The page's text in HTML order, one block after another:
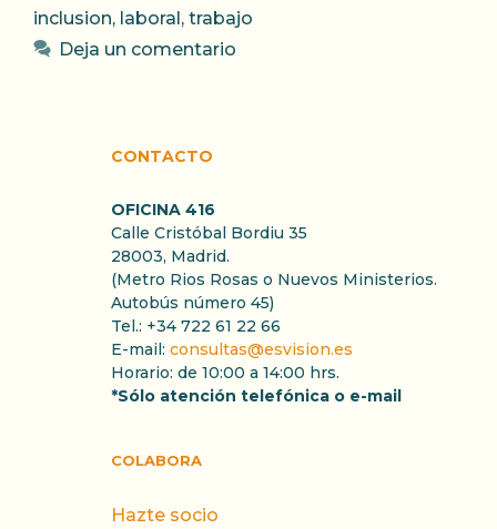
inclusion, laboral , trabajo
Deja un comentario
CONTACTO
OFICINA 416
Calle Cristóbal Bordiu 35
28003, Madrid.
(Metro Rios Rosas o Nuevos Ministerios.
Autobús número 45)
Tel.: +34 722 61 22 66
E-mail: consultas@esvision.es
Horario: de 10:00 a 14:00 hrs.
*Sólo atención telefónica o e-mail
COLABORA
Hazte socio